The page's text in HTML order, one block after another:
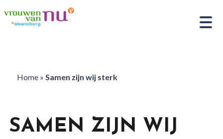
Home» Samen zijn wij sterk
SAMEN ZIJN WIJ